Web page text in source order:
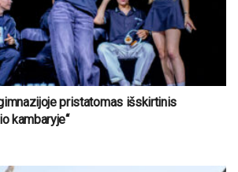
pristatomas išskirtinis
kambaryje“